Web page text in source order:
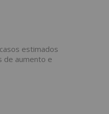
estimados
de aumento e